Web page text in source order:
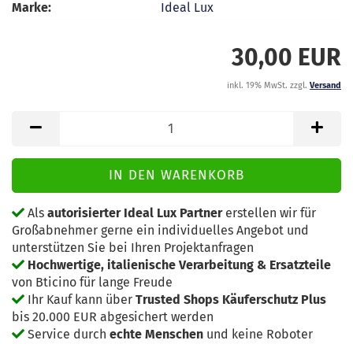
Marke:
Ideal Lux
30,00 EUR
inkl. 19% MwSt. zzgl. Versand
Als autorisierter Ideal Lux Partnererstellen wir für
Großabnehmer gerne ein individuelles Angebot und
unterstützen Sie bei Ihren Projektanfragen
Hochwertige, italienische Verarbeitung & Ersatzteile
von Bticino für lange Freude
Ihr Kauf kann über Trusted Shops Käuferschutz Plus
bis 20.000 EUR abgesichert werden
Service durch echte Menschen und keine Roboter